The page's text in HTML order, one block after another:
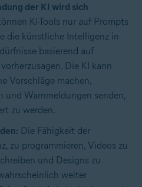
der KI wird sich
KI-Tools nur auf Prompts
die künstliche Intelligenz in
basierend auf
Die KI kann
Vorschläge machen,
und Warnmeldungen senden,
zu werden.
Die Fähigkeit der
zu programmieren, Videos zu
und Designs zu
weiter